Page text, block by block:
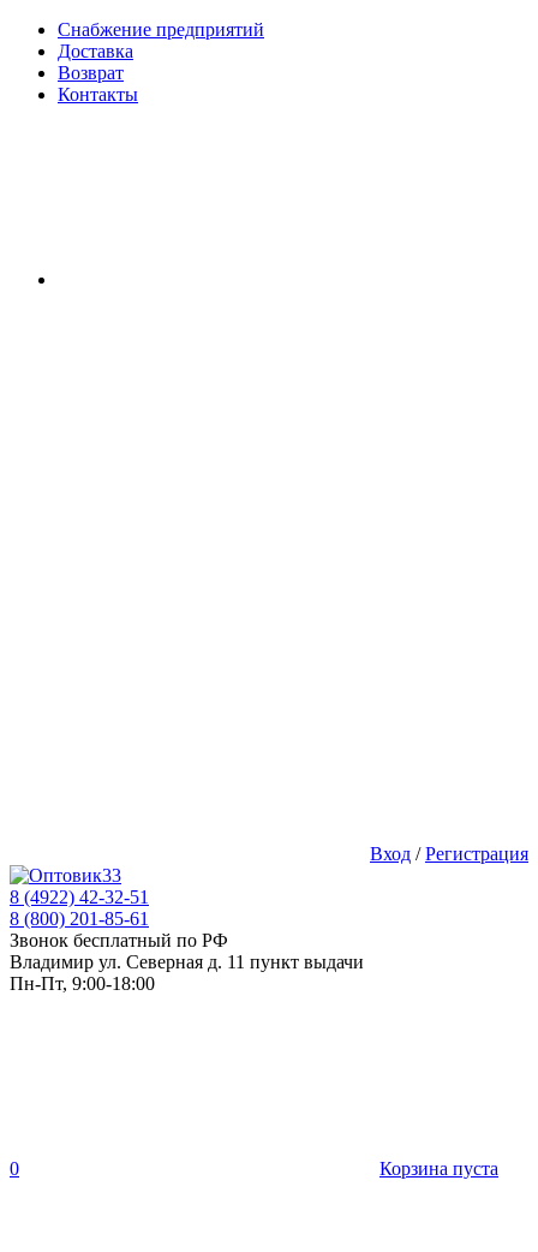
Снабжение предприятий
Доставка
Возврат
Контакты
Вход /Регистрация
8 (4922) 42-32-51
8 (800) 201-85-61
Звонок бесплатный по РФ
Владимир ул. Северная д. 11 пункт выдачи
Пн-Пт, 9:00-18:00
0 Корзина пуста